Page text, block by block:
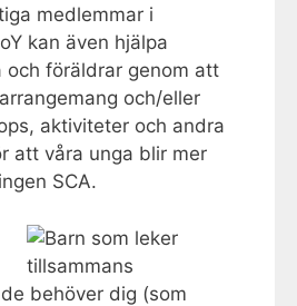
medlemmar i
kan även hjälpa
och föräldrar genom att
och/eller
aktiviteter och andra
att våra unga blir mer
SCA.
behöver dig (som